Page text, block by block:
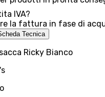
IVA?
la fattura in fase di
Tecnica
Ricky Bianco